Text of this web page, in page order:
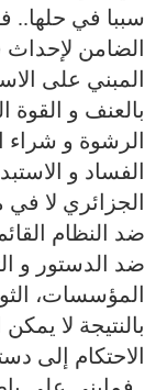
سببا في حلها..
الضامن لإحداث
المبني على
بالعنف و القوة
الرشوة و شراء
الفساد و
الجزائري لا
ضد النظام
ضد الدستور و
المؤسسات،
بالنتيجة لا
الاحتكام إلى